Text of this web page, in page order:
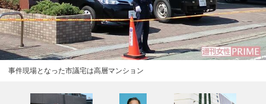
事件現場となった市議宅は高層マンション